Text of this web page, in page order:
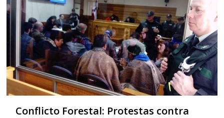
Conflicto Forestal: Protestas contra